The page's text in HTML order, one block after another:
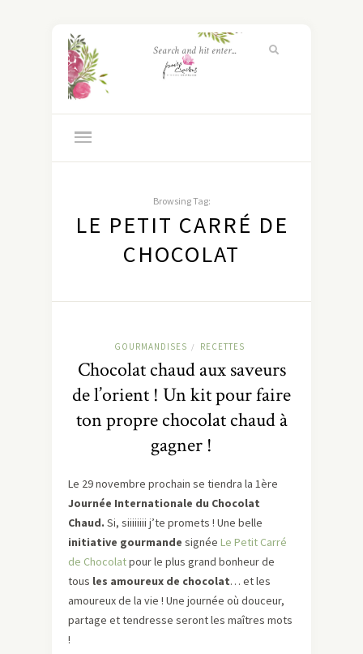
Browsing Tag:
LE PETIT CARRÉ DE
CHOCOLAT
GOURMANDISES / RECETTES
Chocolat chaud aux saveurs
de l’orient ! Un kit pour faire
ton propre chocolat chaud à
gagner !
Le 29 novembre prochain se tiendra la 1ère
Journée Internationale du Chocolat
Chaud. Si, siiiiiiii j’te promets ! Une belle
initiative gourmande signée Le Petit Carré
de Chocolatpour le plus grand bonheur de
tous les amoureux de chocolat… et les
amoureux de la vie ! Une journée où douceur,
partage et tendresse seront les maîtres mots
!